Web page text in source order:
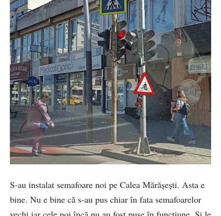
S-au instalat semafoare noi pe Calea Mărășești. Asta e
bine. Nu e bine că s-au pus chiar în fata semafoarelor